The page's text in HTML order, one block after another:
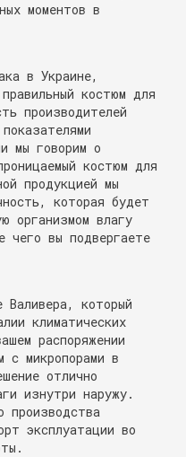
моментов в
в Украине,
костюм для
производителей
мы говорим о
костюм для
продукцией мы
которая будет
организмом влагу
чего вы подвергаете
который
климатических
распоряжении
с микропорами в
отлично
изнутри наружу.
производства
эксплуатации во